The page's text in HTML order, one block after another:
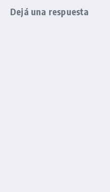
Dejá una respuesta